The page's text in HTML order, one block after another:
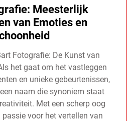
Meesterlijk
van Emoties en
Fotografie: De Kunst van
het gaat om het vastleggen
en unieke gebeurtenissen,
naam die synoniem staat
Met een scherp oog
voor het vertellen van